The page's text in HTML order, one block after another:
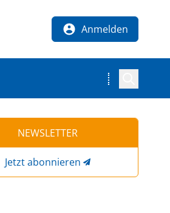
Anmelden
NEWSLETTER
Jetzt abonnieren